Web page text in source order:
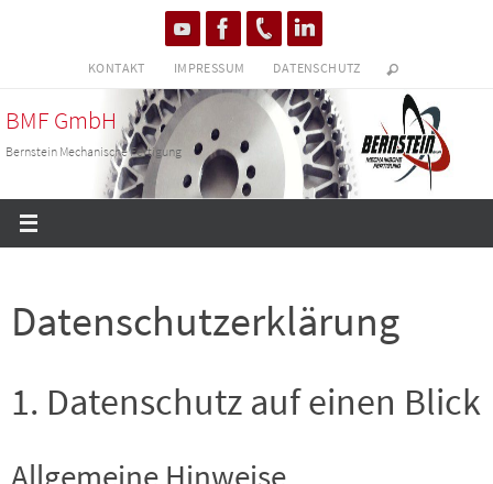
KONTAKT IMPRESSUM DATENSCHUTZ
BMF GmbH
Bernstein Mechanische Fertigung
Datenschutz­erklärung
1. Datenschutz auf einen Blick
Allgemeine Hinweise